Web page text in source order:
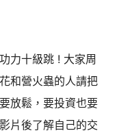
力十級跳 ! 大家周
和營火蟲的人請把
放鬆，要投資也要
片後了解自己的交